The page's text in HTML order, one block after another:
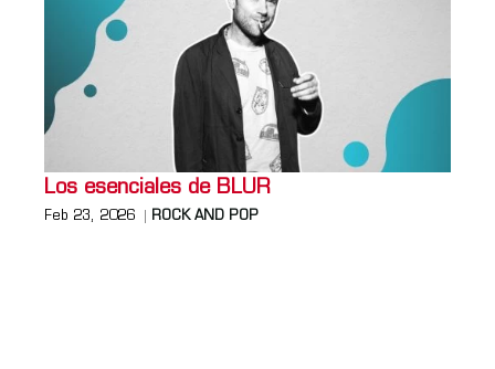
Los esenciales de BLUR
Feb 23, 2026 ROCK AND POP